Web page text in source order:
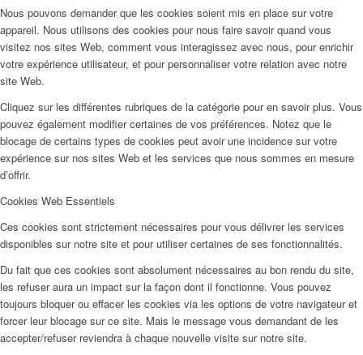
Nous pouvons demander que les cookies soient mis en place sur votre
appareil. Nous utilisons des cookies pour nous faire savoir quand vous
visitez nos sites Web, comment vous interagissez avec nous, pour enrichir
votre expérience utilisateur, et pour personnaliser votre relation avec notre
site Web.
Cliquez sur les différentes rubriques de la catégorie pour en savoir plus. Vous
pouvez également modifier certaines de vos préférences. Notez que le
blocage de certains types de cookies peut avoir une incidence sur votre
expérience sur nos sites Web et les services que nous sommes en mesure
d’offrir.
Cookies Web Essentiels
Ces cookies sont strictement nécessaires pour vous délivrer les services
disponibles sur notre site et pour utiliser certaines de ses fonctionnalités.
Du fait que ces cookies sont absolument nécessaires au bon rendu du site,
les refuser aura un impact sur la façon dont il fonctionne. Vous pouvez
toujours bloquer ou effacer les cookies via les options de votre navigateur et
forcer leur blocage sur ce site. Mais le message vous demandant de les
accepter/refuser reviendra à chaque nouvelle visite sur notre site.